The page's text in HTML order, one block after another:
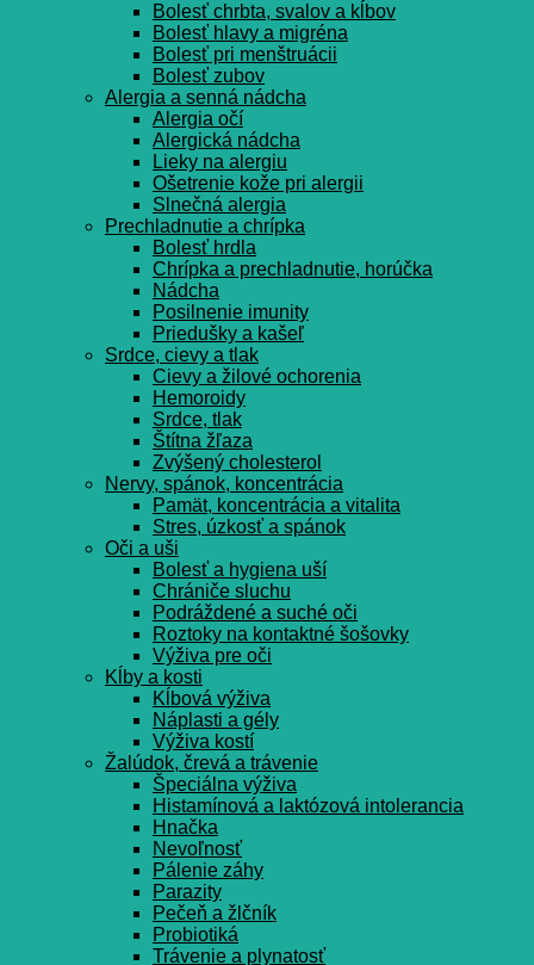
Bolesť chrbta, svalov a kĺbov
Bolesť hlavy a migréna
Bolesť pri menštruácii
Bolesť zubov
Alergia a senná nádcha
Alergia očí
Alergická nádcha
Lieky na alergiu
Ošetrenie kože pri alergii
Slnečná alergia
Prechladnutie a chrípka
Bolesť hrdla
Chrípka a prechladnutie, horúčka
Nádcha
Posilnenie imunity
Priedušky a kašeľ
Srdce, cievy a tlak
Cievy a žilové ochorenia
Hemoroidy
Srdce, tlak
Štítna žľaza
Zvýšený cholesterol
Nervy, spánok, koncentrácia
Pamät, koncentrácia a vitalita
Stres, úzkosť a spánok
Oči a uši
Bolesť a hygiena uší
Chrániče sluchu
Podráždené a suché oči
Roztoky na kontaktné šošovky
Výživa pre oči
Kĺby a kosti
Kĺbová výživa
Náplasti a gély
Výživa kostí
Žalúdok, črevá a trávenie
Špeciálna výživa
Histamínová a laktózová intolerancia
Hnačka
Nevoľnosť
Pálenie záhy
Parazity
Pečeň a žlčník
Probiotiká
Trávenie a plynatosť